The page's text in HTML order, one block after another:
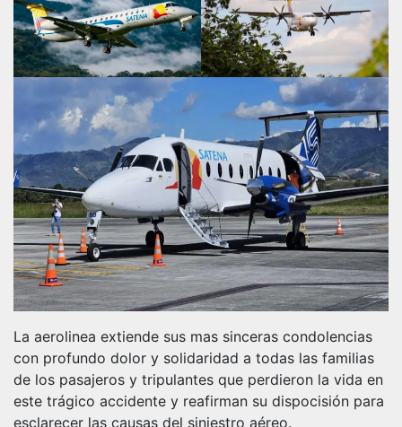
La aerolinea extiende sus mas sinceras condolencias
con profundo dolor y solidaridad a todas las familias
de los pasajeros y tripulantes que perdieron la vida en
este trágico accidente y reafirman su dispocisión para
esclarecer las causas del siniestro aéreo.